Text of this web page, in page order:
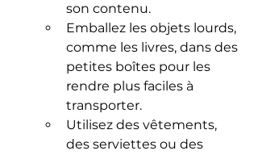
son contenu.
Emballez les objets lourds,
comme les livres, dans des
petites boîtes pour les
rendre plus faciles à
transporter.
Utilisez des vêtements,
des serviettes ou des